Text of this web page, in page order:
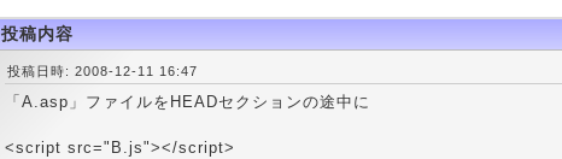
投稿内容
投稿日時: 2008-12-11 16:47
「A.asp」ファイルをHEADセクションの途中に
<script src="B.js"></script>